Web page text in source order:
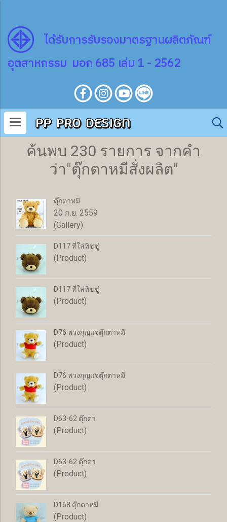
ได้รับการรับรองมาตรฐานผลิตภัณฑ์
อุตสาหกรรม มอก 685 เล่ม 1 - 2562
ค้นพบ 230 รายการ จากคำ
ว่า"ตุ๊กตาหมีสั่งผลิต"
ตุ๊กตาหมี
20 ก.ย. 2559
(Gallery)
D117 ที่ใส่ทิชชู่
(Product)
D117 ที่ใส่ทิชชู่
(Product)
D76 พวงกุญแจตุ๊กตาหมี
(Product)
D76 พวงกุญแจตุ๊กตาหมี
(Product)
D63-62 ตุ๊กตา
(Product)
D63-62 ตุ๊กตา
(Product)
D168 ตุ๊กตาหมี
(Product)